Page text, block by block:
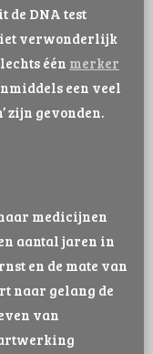
de DNA test
verwonderlijk
één merker
een veel
zijn gevonden.
medicijnen
aantal jaren in
en de mate van
naar gelang de
van